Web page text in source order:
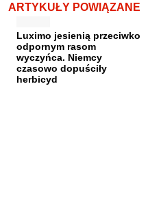
ARTYKUŁY POWIĄZANE
Luximo jesienią przeciwko
odpornym rasom
wyczyńca. Niemcy
czasowo dopuściły
herbicyd